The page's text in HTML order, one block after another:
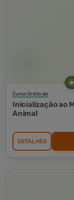
Curso Grátis de
Inicialização ao
Animal
DETALHES